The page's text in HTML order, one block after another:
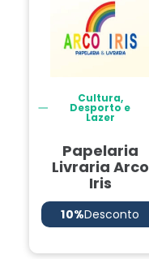
Cultura,
Desporto e
Lazer
Papelaria
Livraria Arco
Iris
10%Desconto